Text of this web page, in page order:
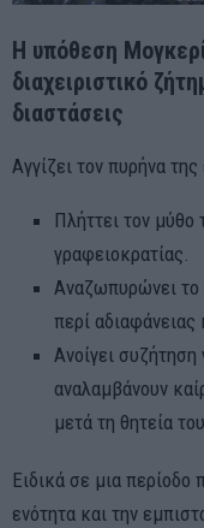
Η υπόθεση
διαχειριστικό
διαστάσεις
Αγγίζει τον πυρήνα
Πλήττει τον
γραφειοκρατίας.
Αναζωπυρώνει το
περί αδιαφάνειας
Ανοίγει
αναλαμβάνουν
μετά τη θητεία
Ειδικά σε μια περίοδο
ενότητα και την